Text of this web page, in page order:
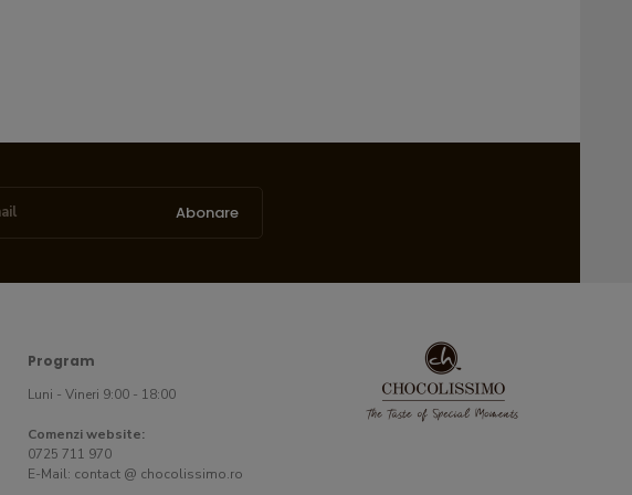
Abonare
Program
Luni - Vineri 9:00 - 18:00
Comenzi website:
0725 711 970
E-Mail: contact @ chocolissimo.ro